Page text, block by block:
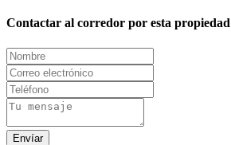
Contactar al corredor por esta propiedad
Envíar